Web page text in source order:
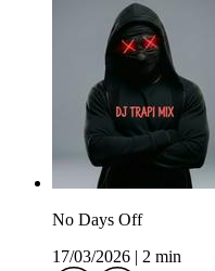
No Days Off
17/03/2026
2 min